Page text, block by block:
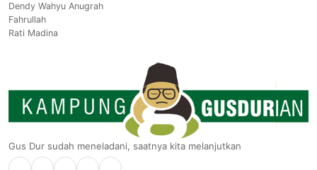
Dendy Wahyu Anugrah
Fahrullah
Rati Madina
Gus Dur sudah meneladani, saatnya kita melanjutkan